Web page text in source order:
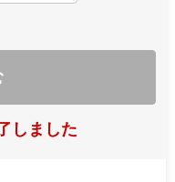
しました